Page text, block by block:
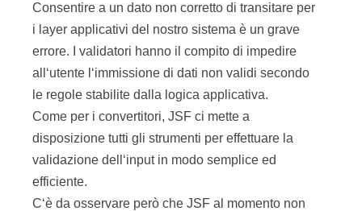
Consentire a un dato non corretto di transitare per
i layer applicativi del nostro sistema è un grave
errore. I validatori hanno il compito di impedire
all‘utente l‘immissione di dati non validi secondo
le regole stabilite dalla logica applicativa.
Come per i convertitori, JSF ci mette a
disposizione tutti gli strumenti per effettuare la
validazione dell‘input in modo semplice ed
efficiente.
C‘è da osservare però che JSF al momento non